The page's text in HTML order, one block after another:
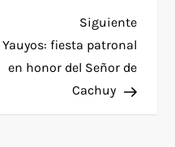
Siguiente
Yauyos: fiesta patronal
en honor del Señor de
Cachuy